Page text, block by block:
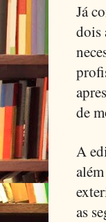
Já
dois
de
A
as